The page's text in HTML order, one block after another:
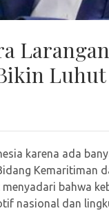
karena ada
Kemaritiman
bahwa
nasional dan